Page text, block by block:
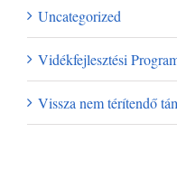
Uncategorized
Vidékfejlesztési
Vissza nem térítendő